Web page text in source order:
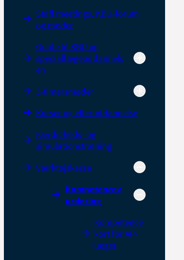
Staff meetings, KBU-forum
og møder
Guide til KBU og
speciallægeuddannels
en
3-timersmøder
Kurser og efteruddannelse
Færdigheds- og
simulationstræning
Værktøjskasse
Kompetencev
urdering
Kompetence
kort for AP-
læger